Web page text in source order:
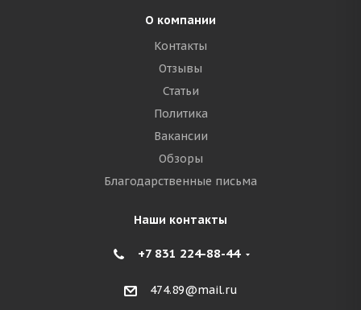
О компании
Контакты
Отзывы
Статьи
Политика
Вакансии
Обзоры
Благодарственные письма
Наши контакты
+7 831 224-88-44
474.89@mail.ru